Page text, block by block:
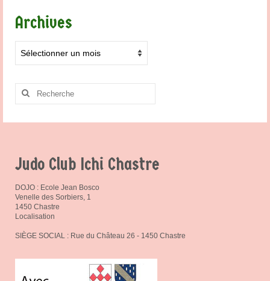
Archives
Rechercher
Judo Club Ichi Chastre
DOJO : Ecole Jean Bosco
Venelle des Sorbiers, 1
1450 Chastre
Localisation
SIÈGE SOCIAL : Rue du Château 26 - 1450 Chastre